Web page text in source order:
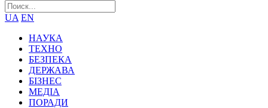
UA EN
НАУКА
ТЕХНО
БЕЗПЕКА
ДЕРЖАВА
БІЗНЕС
МЕДІА
ПОРАДИ